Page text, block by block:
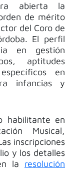
abierta la
de mérito
del Coro de
El perfil
en gestión
aptitudes
en
infancias y
habilitante en
Musical,
inscripciones
y los detalles
la resolución